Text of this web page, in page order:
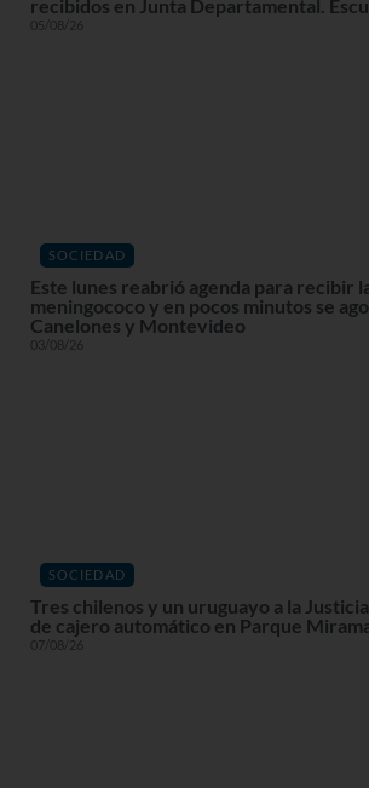
recibidos en Junta Departamental.
05/08/26
SOCIEDAD
Este lunes reabrió agenda para recibir
meningococo y en pocos minutos se
Canelones y Montevideo
03/08/26
SOCIEDAD
Tres chilenos y un uruguayo a la
de cajero automático en Parque
07/08/26